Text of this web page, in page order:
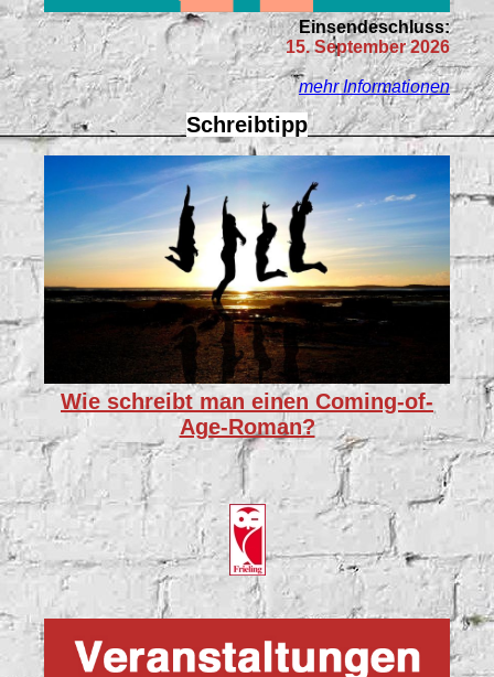
Einsendeschluss:
15. September 2026
mehr Informationen
Schreibtipp
Wie schreibt man einen Coming-of-
Age-Roman?